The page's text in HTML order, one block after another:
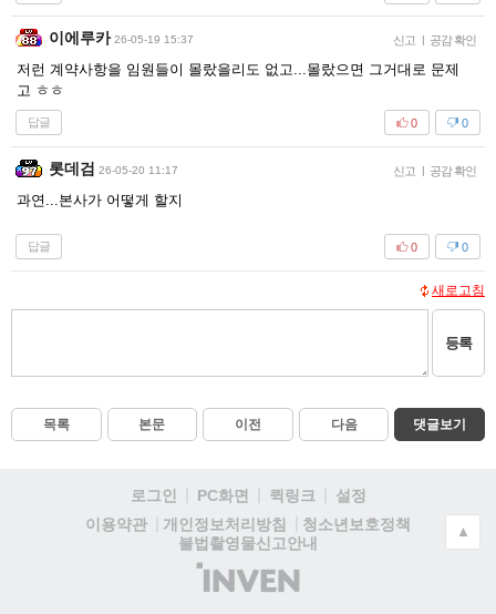
이에루카 26-05-19 15:37 신고 | 공감 확인
저런 계약사항을 임원들이 몰랐을리도 없고...몰랐으면 그거대로 문제
고 ㅎㅎ
답글 0
0
롯데검 26-05-20 11:17 신고 | 공감 확인
과연...본사가 어떻게 할지
답글 0
0
새로고침
등록
목록 본문 이전 다음 댓글보기
로그인 PC화면 퀵링크
설정
이용약관
개인정보처리방침
청소년보호정책
불법촬영물신고안내
(주)
인
▲